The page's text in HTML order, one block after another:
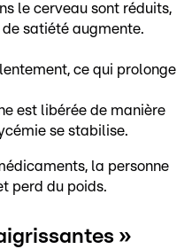
le cerveau sont réduits,
satiété augmente.
ce qui prolonge
est libérée de manière
se stabilise.
la personne
perd du poids.
»